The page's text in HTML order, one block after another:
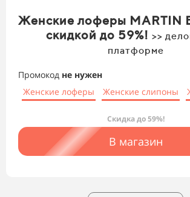
Женские лоферы MARTIN
скидкой до 59%! >>
платформе
Промокод не нужен
Женские лоферы
Женские слипоны
Скидка до 59%!
В магазин